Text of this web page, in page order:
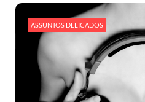
ASSUNTOS DELICADOS